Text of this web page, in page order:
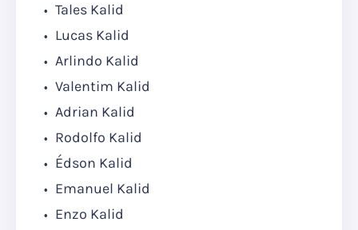
Tales Kalid
Lucas Kalid
Arlindo Kalid
Valentim Kalid
Adrian Kalid
Rodolfo Kalid
Édson Kalid
Emanuel Kalid
Enzo Kalid